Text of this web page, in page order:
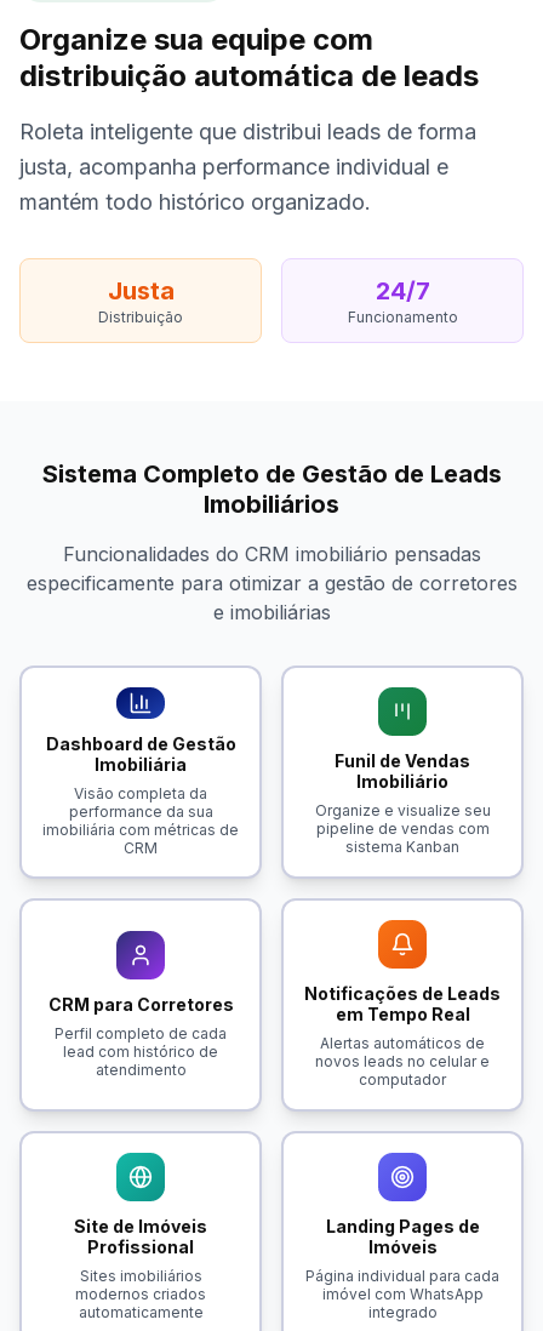
Organize sua equipe com
distribuição automática de leads
Roleta inteligente que distribui leads de forma
justa, acompanha performance individual e
mantém todo histórico organizado.
Justa
Distribuição
24/7
Funcionamento
Sistema Completo de Gestão de Leads
Imobiliários
Funcionalidades do CRM imobiliário pensadas
especificamente para otimizar a gestão de corretores
e imobiliárias
Dashboard de Gestão
Imobiliária
Visão completa da
performance da sua
imobiliária com métricas de
CRM
Funil de Vendas
Imobiliário
Organize e visualize seu
pipeline de vendas com
sistema Kanban
CRM para Corretores
Perfil completo de cada
lead com histórico de
atendimento
Notificações de Leads
em Tempo Real
Alertas automáticos de
novos leads no celular e
computador
Site de Imóveis
Profissional
Sites imobiliários
modernos criados
automaticamente
Landing Pages de
Imóveis
Página individual para cada
imóvel com WhatsApp
integrado